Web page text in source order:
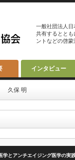
一般社団法人日
共有するとと
ントなどの啓蒙
インタビュー
久保 明
学とアンチエイジング医学の実